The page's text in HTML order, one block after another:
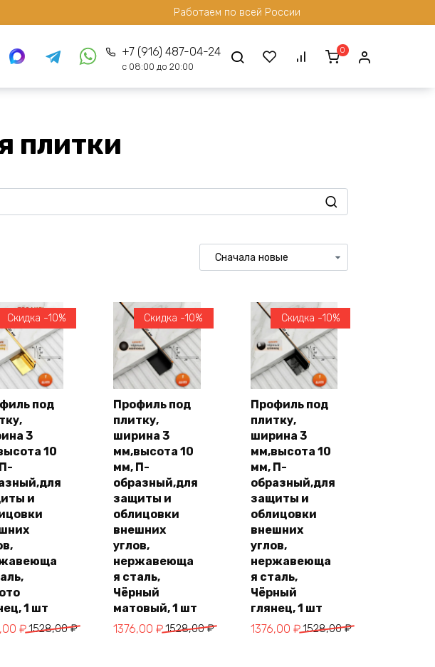
Работаем по всей России
+7 (916) 487-04-24
с 08:00 до 20:00
0
плитки
корзину
Скидка -10%
под
3
10
и
1 шт
1528,00₽
₽
корзину
Скидка -10%
Профиль под
плитку,
ширина 3
мм,высота 10
мм, П-
образный,для
защиты и
облицовки
внешних
углов,
нержавеюща
я сталь,
Чёрный
матовый, 1 шт
1528,00₽
Первоначальная
1376,00 ₽
Текущая
корзину
Скидка -10%
Профиль под
плитку,
ширина 3
мм,высота 10
мм, П-
образный,для
защиты и
облицовки
внешних
углов,
нержавеюща
я сталь,
Чёрный
глянец, 1 шт
1528,00₽
Первоначальная
1376,00 ₽
Текущая